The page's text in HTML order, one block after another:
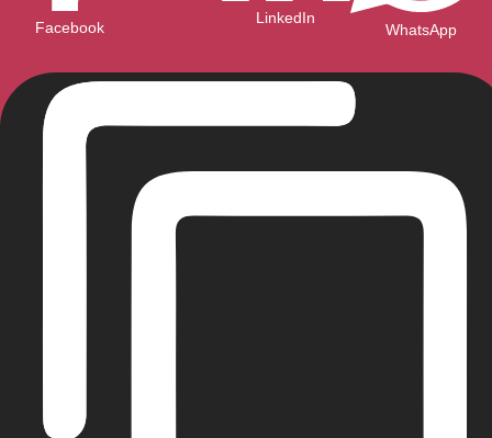
Facebook
LinkedIn
WhatsApp